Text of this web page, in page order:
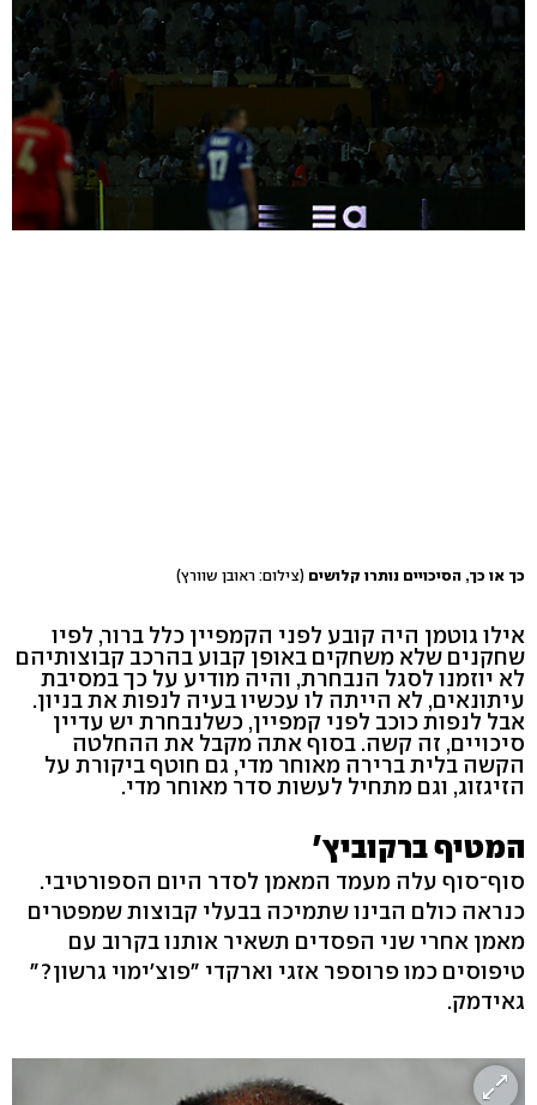
כך או כך, הסיכויים נותרו קלושים (צילום: ראובן שוורץ)
אילו גוטמן היה קובע לפני הקמפיין כלל ברור, לפיו
שחקנים שלא משחקים באופן קבוע בהרכב קבוצותיהם
לא יוזמנו לסגל הנבחרת, והיה מודיע על כך במסיבת
עיתונאים, לא הייתה לו עכשיו בעיה לנפות את בניון.
אבל לנפות כוכב לפני קמפיין, כשלנבחרת יש עדיין
סיכויים, זה קשה. בסוף אתה מקבל את ההחלטה
הקשה בלית ברירה מאוחר מדי, גם חוטף ביקורת על
הזיגזוג, וגם מתחיל לעשות סדר מאוחר מדי.
המטיף ברקוביץ'
סוף־סוף עלה מעמד המאמן לסדר היום הספורטיבי.
כנראה כולם הבינו שתמיכה בבעלי קבוצות שמפטרים
מאמן אחרי שני הפסדים תשאיר אותנו בקרוב עם
טיפוסים כמו פרוספר אזגי וארקדי "פוצ'ימוי גרשון?"
גאידמק.